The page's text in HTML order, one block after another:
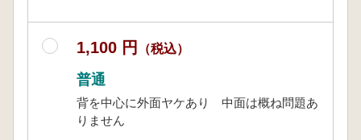
1,100 円 （税込）
普通
背を中心に外面ヤケあり 中面は概ね問題あ
りません